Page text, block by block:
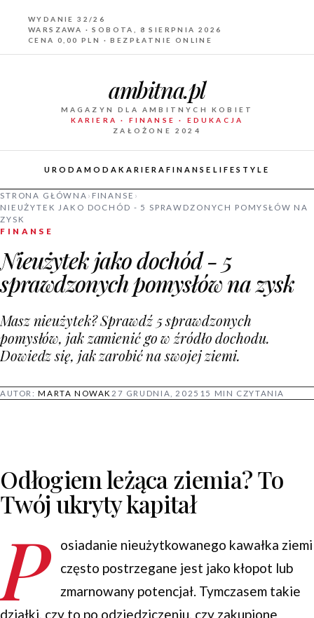
WYDANIE 32/26
WARSZAWA · SOBOTA, 8 SIERPNIA 2026
CENA 0,00 PLN · BEZPŁATNIE ONLINE
ambitna.pl
MAGAZYN DLA AMBITNYCH KOBIET
KARIERA · FINANSE · EDUKACJA
ZAŁOŻONE 2024
URODAMODAKARIERA FINANSE LIFESTYLE
STRONA GŁÓWNA › FINANSE ›
NIEUŻYTEK JAKO DOCHÓD - 5 SPRAWDZONYCH POMYSŁÓW NA
ZYSK
FINANSE
Nieużytek jako dochód - 5
sprawdzonych pomysłów na zysk
Masz nieużytek? Sprawdź 5 sprawdzonych
pomysłów, jak zamienić go w źródło dochodu.
Dowiedz się, jak zarobić na swojej ziemi.
AUTOR:MARTA NOWAK 27 GRUDNIA, 2025 15 MIN CZYTANIA
Odłogiem leżąca ziemia? To
Twój ukryty kapitał
P
osiadanie nieużytkowanego kawałka ziemi
często postrzegane jest jako kłopot lub
zmarnowany potencjał. Tymczasem takie
działki, czy to po odziedziczeniu, czy zakupione